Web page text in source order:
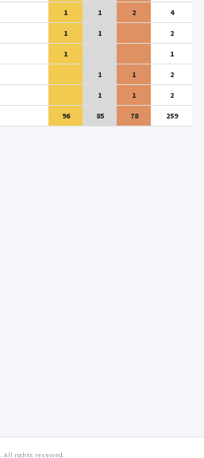
1 1 2
4
1 1
2
1
1
1 1
2
1 1
2
96
85 78 259
. All rights reserved.